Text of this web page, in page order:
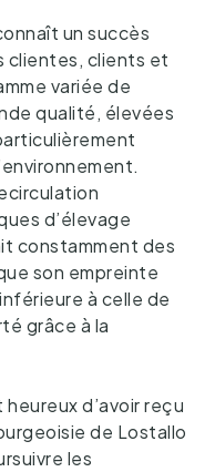
un succès
clientes, clients et
variée de
qualité, élevées
d’élevage
constamment des
son empreinte
à celle de
grâce à la
d’avoir reçu
de Lostallo
les